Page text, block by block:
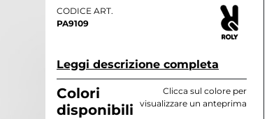
CODICE ART.
PA9109
Leggi descrizione completa
Colori
disponibili
Clicca sul colore per
visualizzare un anteprima